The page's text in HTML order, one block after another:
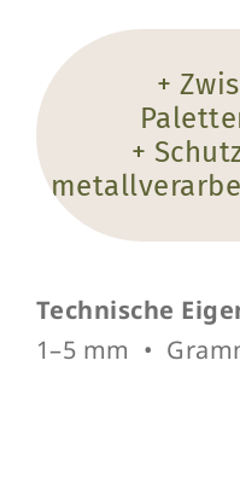
+
+
Technische
1–5 mm •